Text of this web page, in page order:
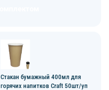
Стакан бумажный 400мл для
горячих напитков Craft 50шт/уп